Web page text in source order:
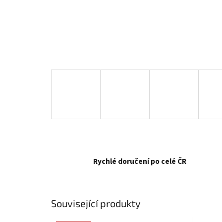
Rychlé doručení po celé ČR
Související produkty